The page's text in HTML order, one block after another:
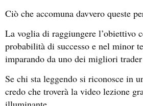
Ciò che accomuna davvero queste
La voglia di raggiungere l’obiettivo
probabilità di successo e nel minor
imparando da uno dei migliori
Se chi sta leggendo si riconosce in
credo che troverà la video lezione